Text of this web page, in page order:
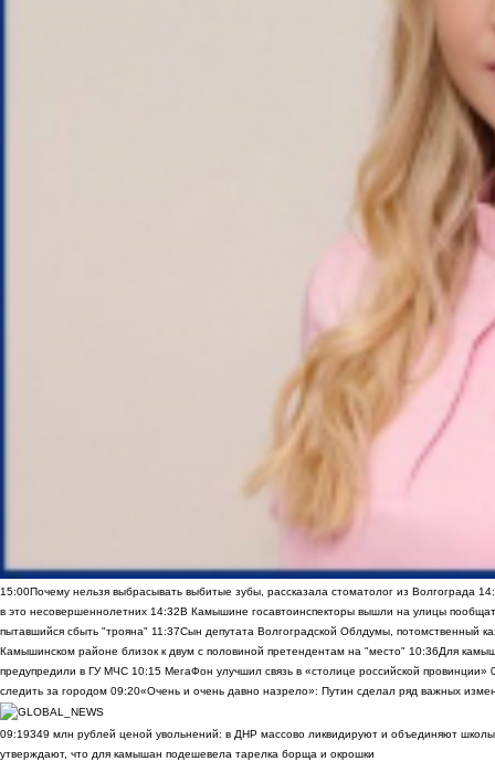
15:00Почему нельзя выбрасывать выбитые зубы, рассказала стоматолог из Волгограда
в это несовершеннолетних 14:32В Камышине госавтоинспекторы вышли на улицы
пытавшийся сбыть "трояна" 11:37Сын депутата Волгоградской Облдумы, потомственный
Камышинском районе близок к двум с половиной претендентам на "место" 10:36Для
предупредили в ГУ МЧС 10:15 МегаФон улучшил связь в «столице российской провинции»
следить за городом 09:20«Очень и очень давно назрело»: Путин сделал ряд важных
09:19349 млн рублей ценой увольнений: в ДНР массово ликвидируют и объединяют
утверждают, что для камышан подешевела тарелка борща и окрошки